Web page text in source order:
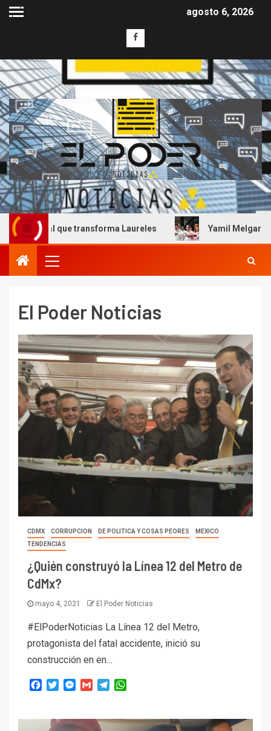
agosto 6, 2026
transforma Laureles Yamil Melgar honra el
El Poder Noticias
CDMX CORRUPCION DE POLITICA Y COSAS PEORES
MEXICO
TENDENCIAS
¿Quién construyó la Línea 12 del Metro de
CdMx?
mayo 4, 2021 El Poder Noticias
#ElPoderNoticias La Línea 12 del Metro,
protagonista del fatal accidente, inició su
construcción en en…
Facebook
TwitterMessenger
Gmail Telegram